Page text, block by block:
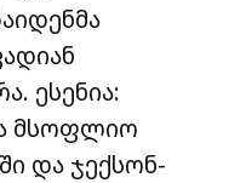
ესენია:
მსოფლიო
და ჯექსონ-